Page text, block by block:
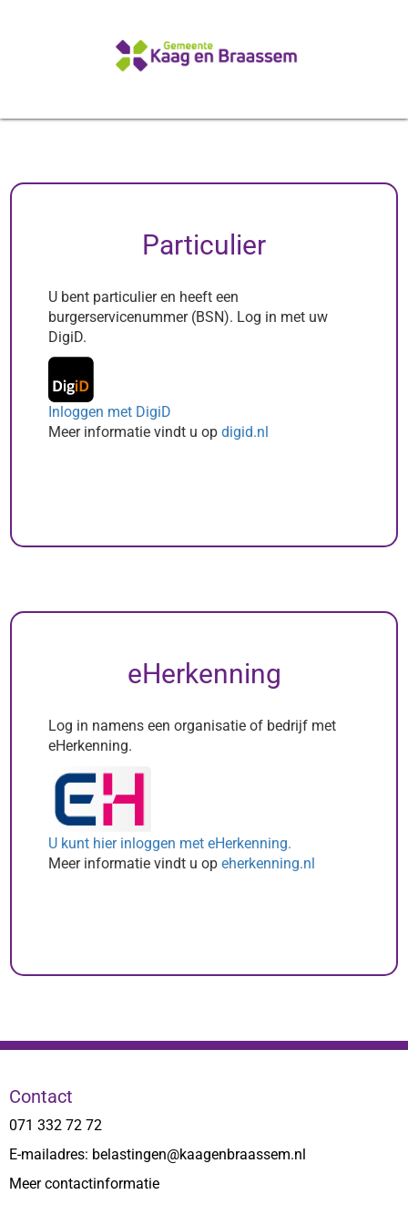
Particulier
U bent particulier en heeft een
burgerservicenummer (BSN). Log in met uw
DigiD.
Inloggen met DigiD
Meer informatie vindt u opdigid.nl
eHerkenning
Log in namens een organisatie of bedrijf met
eHerkenning.
U kunt hier inloggen met eHerkenning.
Meer informatie vindt u opeherkenning.nl
Contact
071 332 72 72
E-mailadres: belastingen@kaagenbraassem.nl
Meer contactinformatie